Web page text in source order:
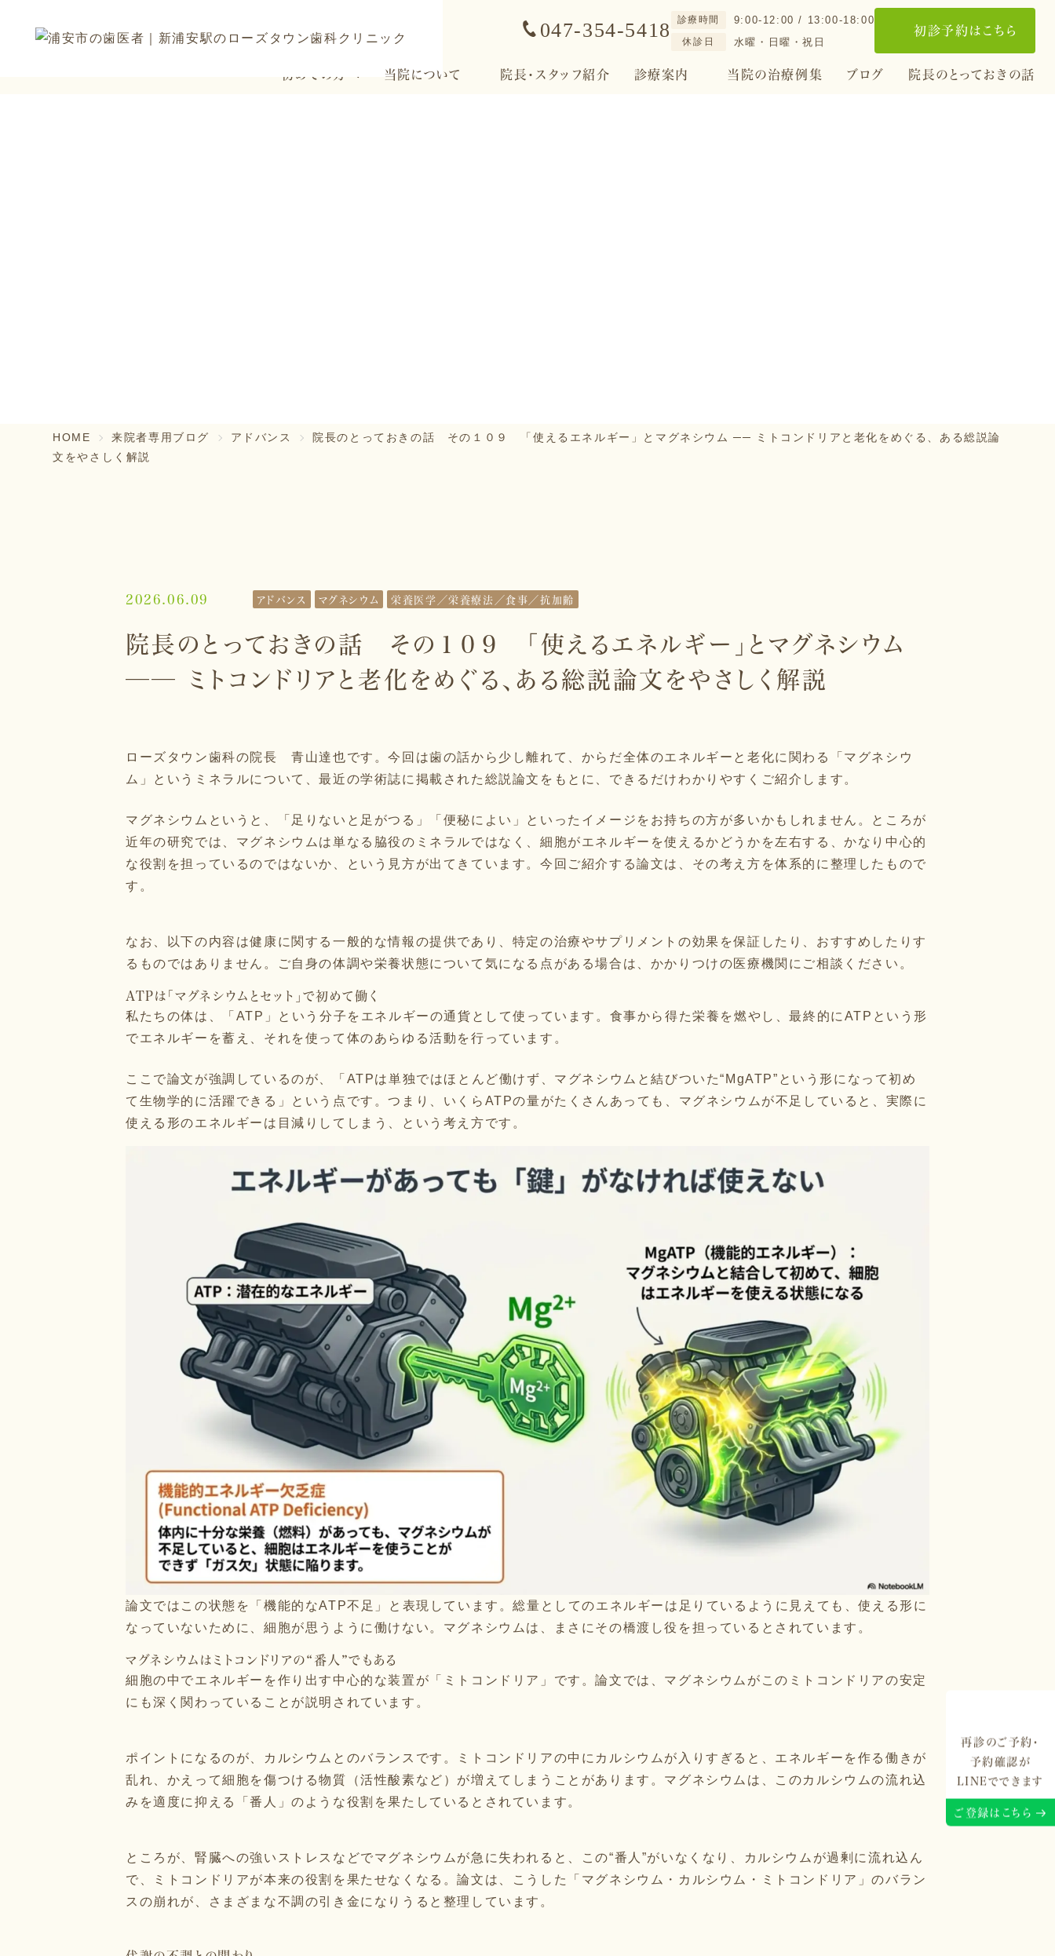
047-354-5418 診療時間 9:00-12:00 / 13:00-18:00
休診日 水曜・日曜・祝日
初診予約はこちら
初めての方へ 当院について 院長・スタッフ紹介 診療案内 当院の治療例集 ブログ 院長のとっておきの話
HOME 来院者専用ブログ アドバンス
院長のとっておきの話 その１０９ 「使えるエネルギー」とマグネシウム ── ミトコンドリアと老化をめぐる、ある総説論
文をやさしく解説
2026.06.09 アドバンス マグネシウム 栄養医学／栄養療法／食事／抗加齢
院長のとっておきの話 その１０９ 「使えるエネルギー」とマグネシウム
── ミトコンドリアと老化をめぐる、ある総説論文をやさしく解説
ローズタウン歯科の院長 青山達也です。今回は歯の話から少し離れて、からだ全体のエネルギーと老化に関わる「マグネシウ
ム」というミネラルについて、最近の学術誌に掲載された総説論文をもとに、できるだけわかりやすくご紹介します。
マグネシウムというと、「足りないと足がつる」「便秘によい」といったイメージをお持ちの方が多いかもしれません。ところが
近年の研究では、マグネシウムは単なる脇役のミネラルではなく、細胞がエネルギーを使えるかどうかを左右する、かなり中心的
な役割を担っているのではないか、という見方が出てきています。今回ご紹介する論文は、その考え方を体系的に整理したもので
す。
なお、以下の内容は健康に関する一般的な情報の提供であり、特定の治療やサプリメントの効果を保証したり、おすすめしたりす
るものではありません。ご自身の体調や栄養状態について気になる点がある場合は、かかりつけの医療機関にご相談ください。
ATPは「マグネシウムとセット」で初めて働く
私たちの体は、「ATP」という分子をエネルギーの通貨として使っています。食事から得た栄養を燃やし、最終的にATPという形
でエネルギーを蓄え、それを使って体のあらゆる活動を行っています。
ここで論文が強調しているのが、「ATPは単独ではほとんど働けず、マグネシウムと結びついた“MgATP”という形になって初め
て生物学的に活躍できる」という点です。つまり、いくらATPの量がたくさんあっても、マグネシウムが不足していると、実際に
使える形のエネルギーは目減りしてしまう、という考え方です。
論文ではこの状態を「機能的なATP不足」と表現しています。総量としてのエネルギーは足りているように見えても、使える形に
なっていないために、細胞が思うように働けない。マグネシウムは、まさにその橋渡し役を担っているとされています。
マグネシウムはミトコンドリアの“番人”でもある
細胞の中でエネルギーを作り出す中心的な装置が「ミトコンドリア」です。論文では、マグネシウムがこのミトコンドリアの安定
にも深く関わっていることが説明されています。
ポイントになるのが、カルシウムとのバランスです。ミトコンドリアの中にカルシウムが入りすぎると、エネルギーを作る働きが
乱れ、かえって細胞を傷つける物質（活性酸素など）が増えてしまうことがあります。マグネシウムは、このカルシウムの流れ込
みを適度に抑える「番人」のような役割を果たしているとされています。
ところが、腎臓への強いストレスなどでマグネシウムが急に失われると、この“番人”がいなくなり、カルシウムが過剰に流れ込ん
で、ミトコンドリアが本来の役割を果たせなくなる。論文は、こうした「マグネシウム・カルシウム・ミトコンドリア」のバラン
スの崩れが、さまざまな不調の引き金になりうると整理しています。
再診のご予約・
予約確認が
LINEでできます
ご登録はこちら